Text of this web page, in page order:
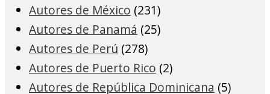
Autores de México (231)
Autores de Panamá (25)
Autores de Perú (278)
Autores de Puerto Rico (2)
Autores de República Dominicana (5)